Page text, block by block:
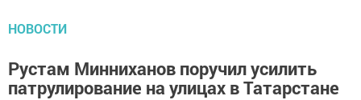
НОВОСТИ
Рустам Минниханов поручил усилить
патрулирование на улицах в Татарстане